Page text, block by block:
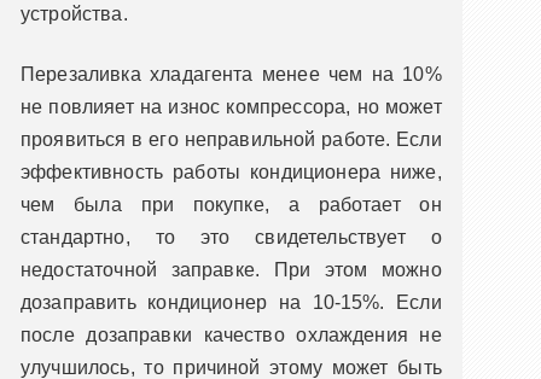
устройства.
Перезаливка хладагента менее чем на 10%
не повлияет на износ компрессора, но может
проявиться в его неправильной работе. Если
эффективность работы кондиционера ниже,
чем была при покупке, а работает он
стандартно, то это свидетельствует о
недостаточной заправке. При этом можно
дозаправить кондиционер на 10-15%. Если
после дозаправки качество охлаждения не
улучшилось, то причиной этому может быть